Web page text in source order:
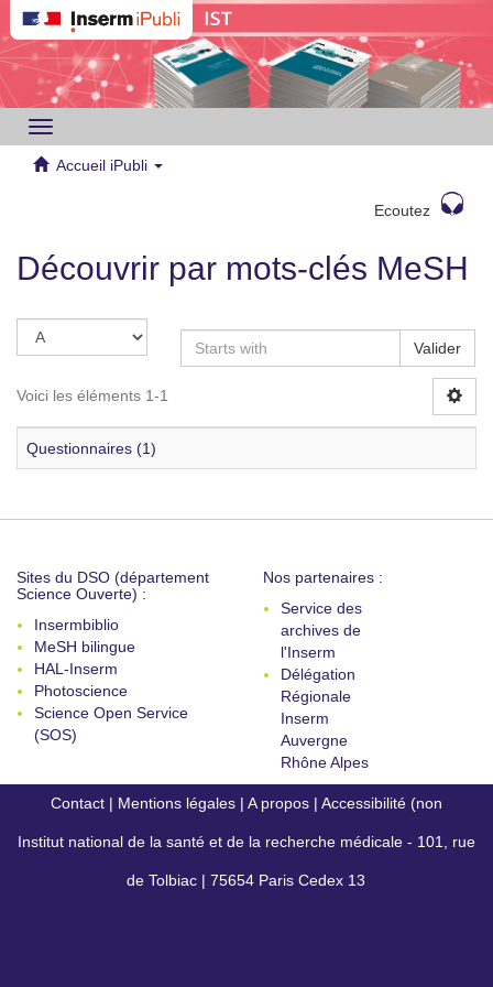
Toggle
navigation
Accueil iPubli
Ecoutez
Découvrir par mots-clés MeSH
Valider
Voici les éléments 1-1
Questionnaires (1)
Sites du DSO (département
Science Ouverte) :
Insermbiblio
MeSH bilingue
HAL-Inserm
Photoscience
Science Open Service
(SOS)
Nos partenaires :
Service des
archives de
l'Inserm
Délégation
Régionale
Inserm
Auvergne
Rhône Alpes
Contact | Mentions légales | A propos | Accessibilité (non
conforme)
Institut national de la santé et de la recherche médicale - 101, rue
de Tolbiac | 75654 Paris Cedex 13